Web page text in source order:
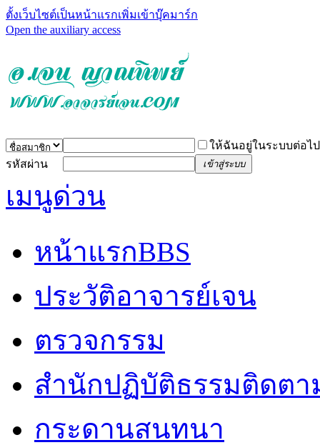
ตั้งเว็บไซต์เป็นหน้าแรกเพิ่มเข้าบุ๊คมาร์ก
Open the auxiliary access
ให้ฉันอยู่ในระบบต่อไป
รหัสผ่าน
เข้าสู่ระบบ
เมนูด่วน
หน้าแรกBBS
ประวัติอาจารย์เจน
ตรวจกรรม
สำนักปฏิบัติธรรมติดต
กระดานสนทนา